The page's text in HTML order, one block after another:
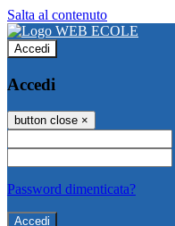
Salta al contenuto
Accedi
Accedi
button close ×
Password dimenticata?